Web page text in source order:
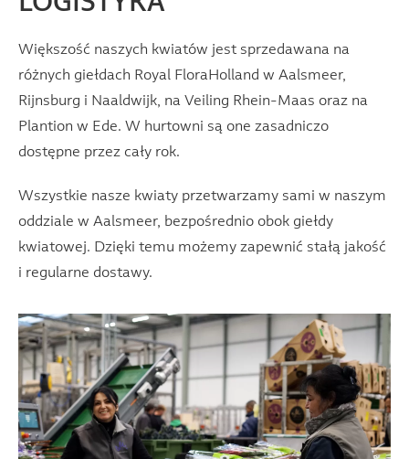
Większość naszych kwiatów jest sprzedawana na
różnych giełdach Royal FloraHolland w Aalsmeer,
Rijnsburg i Naaldwijk, na Veiling Rhein-Maas oraz na
Plantion w Ede. W hurtowni są one zasadniczo
dostępne przez cały rok.
Wszystkie nasze kwiaty przetwarzamy sami w naszym
oddziale w Aalsmeer, bezpośrednio obok giełdy
kwiatowej. Dzięki temu możemy zapewnić stałą jakość
i regularne dostawy.